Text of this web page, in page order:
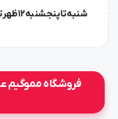
فروشگاه مموگیم